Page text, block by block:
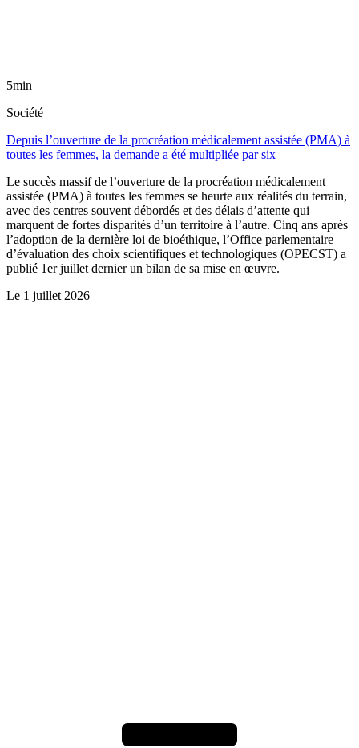
5min
Société
Depuis l’ouverture de la procréation médicalement assistée (PMA) à
toutes les femmes, la demande a été multipliée par six
Le succès massif de l’ouverture de la procréation médicalement
assistée (PMA) à toutes les femmes se heurte aux réalités du terrain,
avec des centres souvent débordés et des délais d’attente qui
marquent de fortes disparités d’un territoire à l’autre. Cinq ans après
l’adoption de la dernière loi de bioéthique, l’Office parlementaire
d’évaluation des choix scientifiques et technologiques (OPECST) a
publié 1er juillet dernier un bilan de sa mise en œuvre.
Le 1 juillet 2026